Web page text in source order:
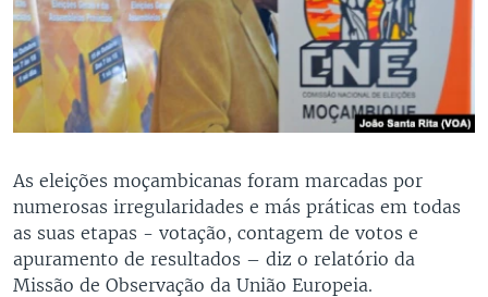
As eleições moçambicanas foram marcadas por
numerosas irregularidades e más práticas em todas
as suas etapas - votação, contagem de votos e
apuramento de resultados – diz o relatório da
Missão de Observação da União Europeia.